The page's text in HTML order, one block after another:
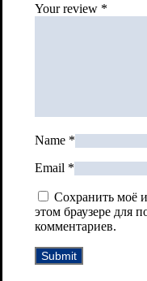
Your review *
Name *
Email *
Сохранить моё
этом браузере для
комментариев.